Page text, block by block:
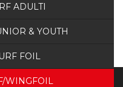
ADULTI
& YOUTH
FOIL
WINGFOIL